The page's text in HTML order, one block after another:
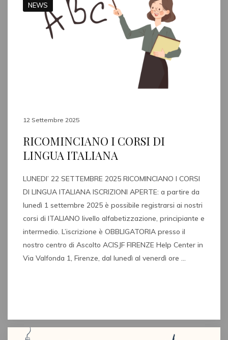
NEWS
12 Settembre 2025
RICOMINCIANO I CORSI DI
LINGUA ITALIANA
LUNEDI’ 22 SETTEMBRE 2025 RICOMINCIANO I CORSI
DI LINGUA ITALIANA ISCRIZIONI APERTE: a partire da
lunedì 1 settembre 2025 è possibile registrarsi ai nostri
corsi di ITALIANO livello alfabetizzazione, principiante e
intermedio. L’iscrizione è OBBLIGATORIA presso il
nostro centro di Ascolto ACISJF FIRENZE Help Center in
Via Valfonda 1, Firenze, dal lunedì al venerdì ore …